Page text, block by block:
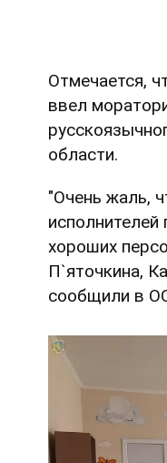
Отмечается,
ввел
области.
"Очень жаль,
хороших
П`яточкина,
сообщили в